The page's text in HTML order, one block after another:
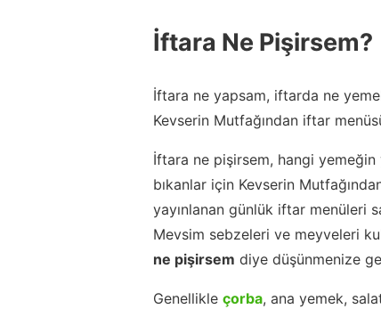
İftara Ne Pişirsem?
İftara ne yapsam, iftarda ne
Kevserin Mutfağından iftar
İftara ne pişirsem, hangi yemeğin
bıkanlar için Kevserin
yayınlanan günlük iftar menüleri
Mevsim sebzeleri ve meyveleri
ne pişirsem diye düşünmenize
Genellikle çorba, ana yemek,